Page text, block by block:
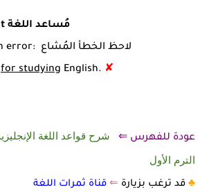
Language assistant مُساعد اللغة
Note this common error: لاحظ الخطأ المُشاع
for studying English. ✘
عودة للفهرس ⇐
الترم الأول
♣️ قد ترغب بزيارة ⇐ قناة ثمرات اللغة